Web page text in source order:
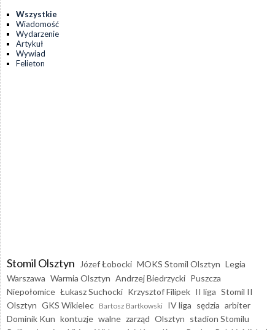
Wszystkie
Wiadomość
Wydarzenie
Artykuł
Wywiad
Felieton
Stomil Olsztyn Józef Łobocki MOKS Stomil Olsztyn Legia
Warszawa Warmia Olsztyn Andrzej Biedrzycki Puszcza
Niepołomice Łukasz Suchocki Krzysztof Filipek II liga Stomil II
Olsztyn GKS Wikielec Bartosz Bartkowski IV liga sędzia arbiter
Dominik Kun kontuzje walne zarząd Olsztyn stadion Stomilu